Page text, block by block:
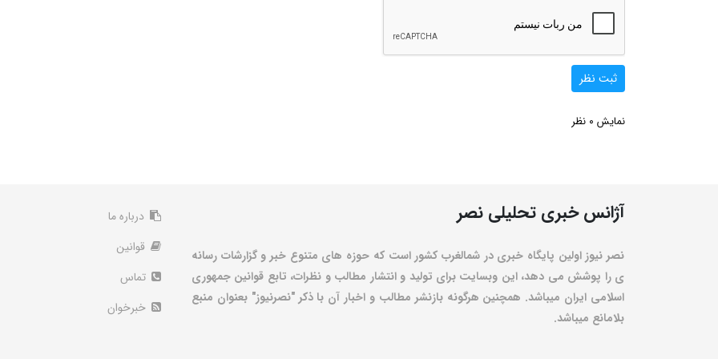
ثبت نظر
نمایش 0 نظر
آژانس خبری تحلیلی نصر
نصر نیوز اولین پایگاه خبری در شمالغرب کشور است که حوزه های متنوع خبر و گزارشات رسانه
ی را پوشش می دهد، این وبسایت برای تولید و انتشار مطالب و نظرات، تابع قوانین جمهوری
اسلامی ایران میباشد. همچنین هرگونه بازنشر مطالب و اخبار آن با ذکر "نصرنیوز" بعنوان منبع
بلامانع میباشد.
درباره ما
قوانین
تماس
خبرخوان